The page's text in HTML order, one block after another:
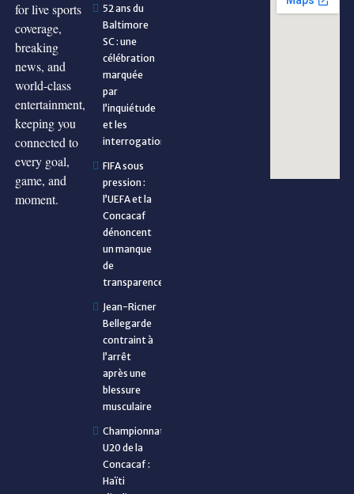
for live sports
coverage,
breaking
news, and
world-class
entertainment,
keeping you
connected to
every goal,
game, and
moment.
52 ans du
Baltimore
SC : une
célébration
marquée
par
l’inquiétude
et les
interrogations
FIFA sous
pression :
l’UEFA et la
Concacaf
dénoncent
un manque
de
transparence
Jean-Ricner
Bellegarde
contraint à
l’arrêt
après une
blessure
musculaire
Championnat
U20 de la
Concacaf :
Haïti